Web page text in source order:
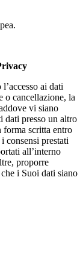
ai dati
o cancellazione, la
vi siano
dati presso un altro
scritta entro
consensi prestati
all’interno
proporre
i Suoi dati siano